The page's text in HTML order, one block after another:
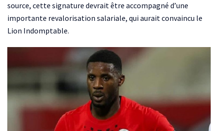
source, cette signature devrait être accompagné d’une
importante revalorisation salariale, qui aurait convaincu le
Lion Indomptable.